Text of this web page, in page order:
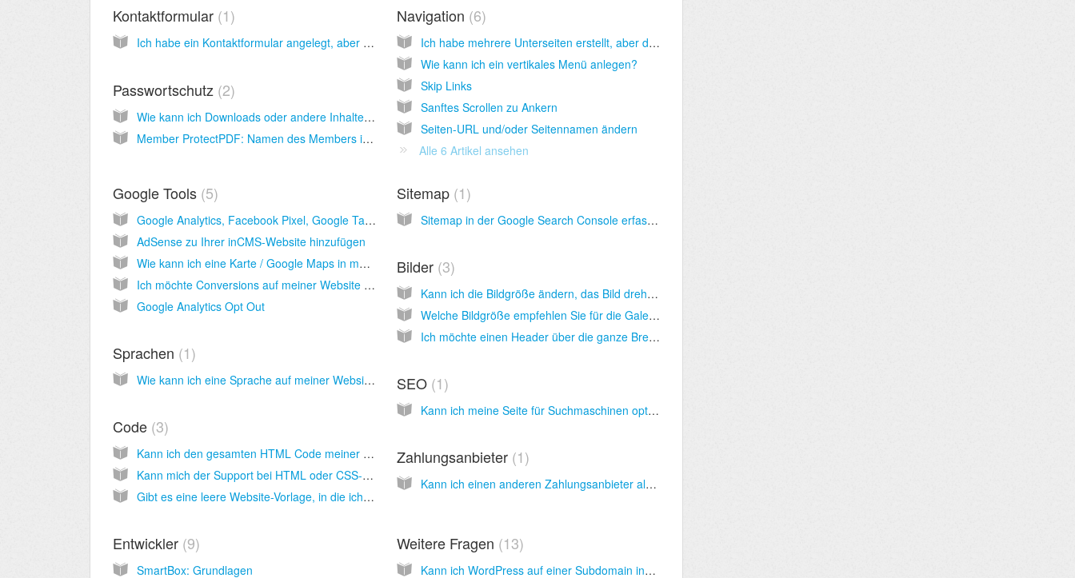
Kontaktformular 1
Ich habe ein Kontaktformular angelegt, aber ich erhalte keine E-Mails
Navigation 6
Ich habe mehrere Unterseiten erstellt, aber das Submenu wird nicht angezeigt. Warum?
Wie kann ich ein vertikales Menü anlegen?
Skip Links
Sanftes Scrollen zu Ankern
Seiten-URL und/oder Seitennamen ändern
Alle 6 Artikel ansehen
Passwortschutz 2
Wie kann ich Downloads oder andere Inhalte mit einem Passwort schützen?
Member ProtectPDF: Namen des Members in ein PDF eindrucken
Sitemap 1
Sitemap in der Google Search Console erfassen
Google Tools 5
Google Analytics, Facebook Pixel, Google Tag Manager, ... einbinden
AdSense zu Ihrer inCMS-Website hinzufügen
Wie kann ich eine Karte / Google Maps in meine Website einbetten?
Ich möchte Conversions auf meiner Website tracken. Wo muss ich den Tracking Code von Google AdWords eingeben?
Google Analytics Opt Out
Bilder 3
Kann ich die Bildgröße ändern, das Bild drehen oder die Dateigröße direkt in inCMS ändern?
Welche Bildgröße empfehlen Sie für die Galerie?
Ich möchte einen Header über die ganze Breite, mit hoher Auflösung, ohne Zuschneiden. Was ist die beste Größe?
Sprachen 1
Wie kann ich eine Sprache auf meiner Website hinzufügen / ändern? SEO 1
Kann ich meine Seite für Suchmaschinen optimieren?
Code 3
Kann ich den gesamten HTML Code meiner Seite bearbeiten?
Kann mich der Support bei HTML oder CSS-Fragen unterstützen, falls ich Hilfe benötige?
Gibt es eine leere Website-Vorlage, in die ich meinen eigenen HTML Code importieren kann?
Zahlungsanbieter 1
Kann ich einen anderen Zahlungsanbieter als PayPal in meine Website einbinden?
Entwickler 9
SmartBox: Grundlagen
Weitere Fragen 13
Kann ich WordPress auf einer Subdomain installieren, wenn die Hauptdomain auf inCMS läuft?